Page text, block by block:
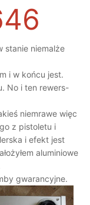
stanie niemalże
i w końcu jest.
No i ten rewers-
niemrawe więc
z pistoletu i
i efekt jest
aluminiowe
gwarancyjne.